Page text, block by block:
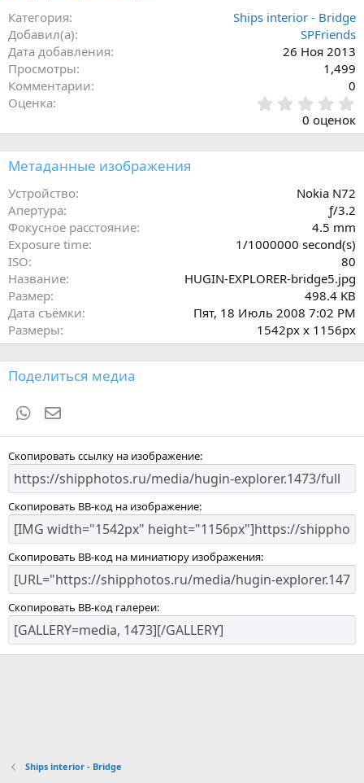
Категория
Ships interior - Bridge
Добавил(а)
SPFriends
Дата добавления
26 Ноя 2013
Просмотры
1,499
Комментарии
0
Оценка
.
0
0 оценок
Метаданные изображения
Устройство
Nokia N72
Апертура
ƒ/3.2
Фокусное расстояние
4.5 mm
Exposure time
1/1000000 second(s)
ISO
80
Название
HUGIN-EXPLORER-bridge5.jpg
Размер
498.4 KB
Дата съёмки
Пят, 18 Июль 2008 7:02 PM
Размеры
1542px x 1156px
Поделиться медиа
WhatsApp
Скопировать ссылку на изображение
Скопировать BB-код на изображение
Скопировать BB-код на миниатюру изображения
Скопировать BB-код галереи
Ships interior - Bridge